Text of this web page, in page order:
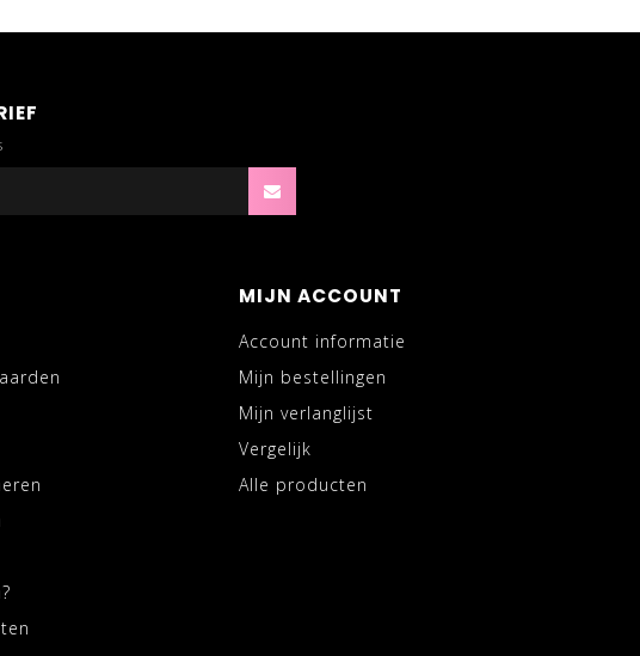
MIJN ACCOUNT
Account informatie
Mijn bestellingen
Mijn verlanglijst
Vergelijk
Alle producten